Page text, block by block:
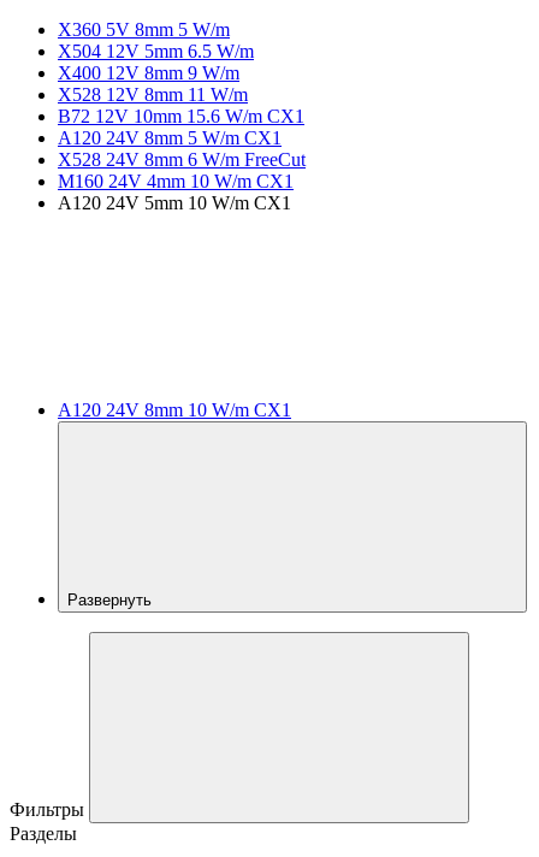
X360 5V 8mm 5 W/m
X504 12V 5mm 6.5 W/m
X400 12V 8mm 9 W/m
X528 12V 8mm 11 W/m
B72 12V 10mm 15.6 W/m CX1
A120 24V 8mm 5 W/m CX1
X528 24V 8mm 6 W/m FreeCut
M160 24V 4mm 10 W/m CX1
A120 24V 5mm 10 W/m CX1
A120 24V 8mm 10 W/m CX1
Развернуть
Фильтры
Разделы